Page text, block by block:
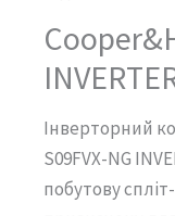
Інверторний
S09FVX-NG
побутову